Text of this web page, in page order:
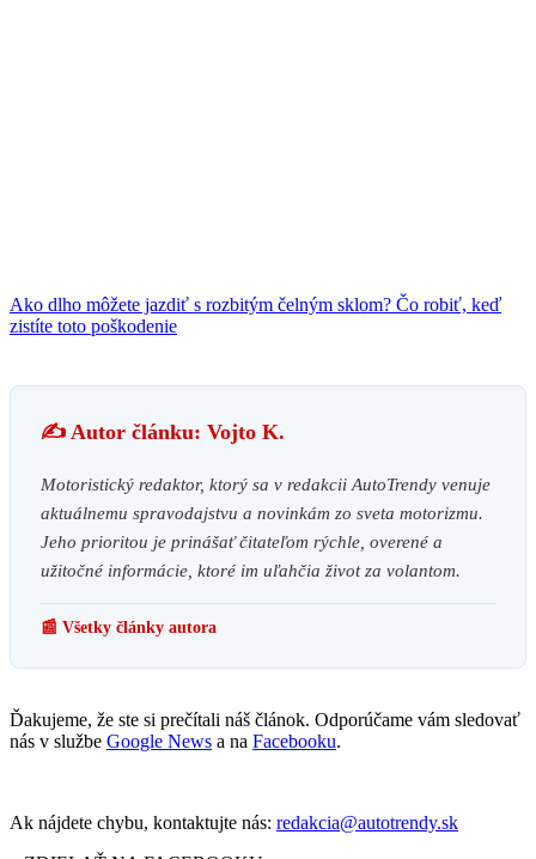
Ako dlho môžete jazdiť s rozbitým čelným sklom? Čo robiť, keď
zistíte toto poškodenie
✍️ Autor článku: Vojto K.
Motoristický redaktor, ktorý sa v redakcii AutoTrendy venuje
aktuálnemu spravodajstvu a novinkám zo sveta motorizmu.
Jeho prioritou je prinášať čitateľom rýchle, overené a
užitočné informácie, ktoré im uľahčia život za volantom.
📰 Všetky články autora
Ďakujeme, že ste si prečítali náš článok. Odporúčame vám sledovať
nás v službe Google News a na Facebooku.
Ak nájdete chybu, kontaktujte nás: redakcia@autotrendy.sk